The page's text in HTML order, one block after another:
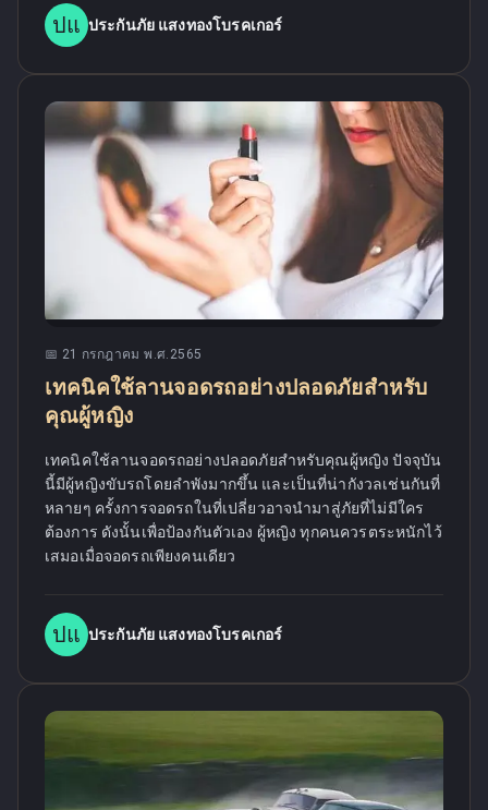
ปแ ประกันภัย แสงทองโบรคเกอร์
📅 21 กรกฎาคม พ.ศ.2565
เทคนิคใช้ลานจอดรถอย่างปลอดภัยสำหรับ
คุณผู้หญิง
เทคนิคใช้ลานจอดรถอย่างปลอดภัยสำหรับคุณผู้หญิง ปัจจุบัน
นี้มีผู้หญิงขับรถโดยลำพังมากขึ้น และเป็นที่น่ากังวลเช่นกันที่
หลายๆ ครั้งการจอดรถในที่เปลี่ยวอาจนำมาสู่ภัยที่ไม่มีใคร
ต้องการ ดังนั้นเพื่อป้องกันตัวเอง ผู้หญิง ทุกคนควรตระหนักไว้
เสมอเมื่อจอดรถเพียงคนเดียว
ปแ ประกันภัย แสงทองโบรคเกอร์